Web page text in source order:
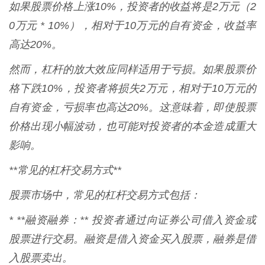
如果股票价格上涨10%，投资者的收益将是2万元（2
0万元 * 10%），相对于10万元的自有资金，收益率
高达20%。
然而，杠杆的放大效应同样适用于亏损。如果股票价
格下跌10%，投资者将损失2万元，相对于10万元的
自有资金，亏损率也高达20%。这意味着，即使股票
价格出现小幅波动，也可能对投资者的本金造成重大
影响。
**常见的杠杆交易方式**
股票市场中，常见的杠杆交易方式包括：
* **融资融券：** 投资者通过向证券公司借入资金或
股票进行交易。融资是借入资金买入股票，融券是借
入股票卖出。